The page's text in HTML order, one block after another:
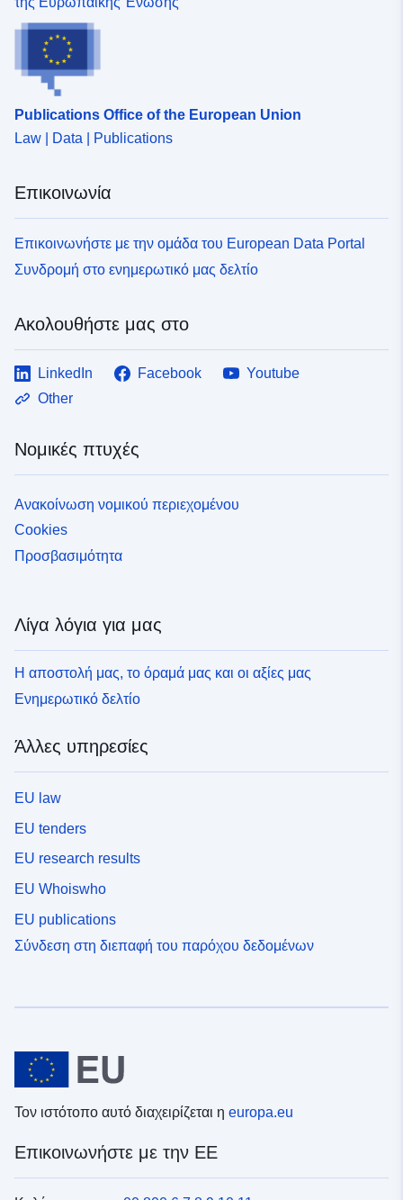
Publications Office of the European Union
Law | Data | Publications
Επικοινωνία
Επικοινωνήστε με την ομάδα του European Data Portal
Συνδρομή στο ενημερωτικό μας δελτίο
Ακολουθήστε μας στο
LinkedIn Facebook
Youtube
Other
Νομικές πτυχές
Ανακοίνωση νομικού περιεχομένου
Cookies
Προσβασιμότητα
Λίγα λόγια για μας
Η αποστολή μας, το όραμά μας και οι αξίες μας
Ενημερωτικό δελτίο
Άλλες υπηρεσίες
EU law
EU tenders
EU research results
EU Whoiswho
EU publications
Σύνδεση στη διεπαφή του παρόχου δεδομένων
Τον ιστότοπο αυτό διαχειρίζεται η europa.eu
Επικοινωνήστε με την ΕΕ